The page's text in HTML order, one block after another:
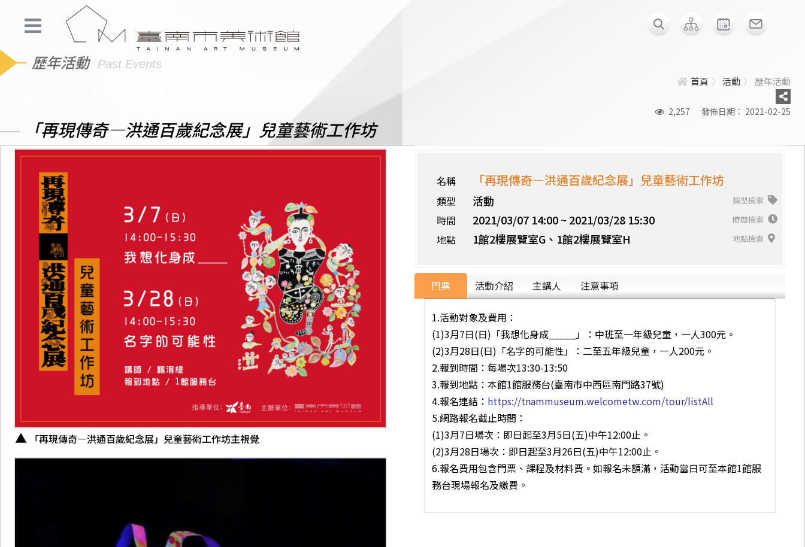
歷年活動 Past Events
首頁 活動 歷年活動
2,257 發佈日期： 2021-02-25
「再現傳奇—洪通百歲紀念展」兒童藝術工作坊
「再現傳奇—洪通百歲紀念展」兒童藝術工作坊主視覺
名稱 「再現傳奇—洪通百歲紀念展」兒童藝術工作坊
類型 活動 類型檢索
時間 2021/03/07 14:00 ~ 2021/03/28 15:30 時間檢索
地點 1館2樓展覽室G、1館2樓展覽室H 地點檢索
門票
1.活動對象及費用：
(1)3月7日(日)「我想化身成_____」：中班至一年級兒童，一人300元。
(2)3月28日(日)「名字的可能性」：二至五年級兒童，一人200元。
2.報到時間：每場次13:30-13:50
3.報到地點：本館1館服務台(臺南市中西區南門路37號)
4.報名連結： https://tnammuseum.welcometw.com/tour/listAll
5.網路報名截止時間：
(1)3月7日場次：即日起至3月5日(五)中午12:00止。
(2)3月28日場次：即日起至3月26日(五)中午12:00止。
6.報名費用包含門票、課程及材料費。如報名未額滿，活動當日可至本館1館服
務台現場報名及繳費。
活動介紹 主講人 注意事項